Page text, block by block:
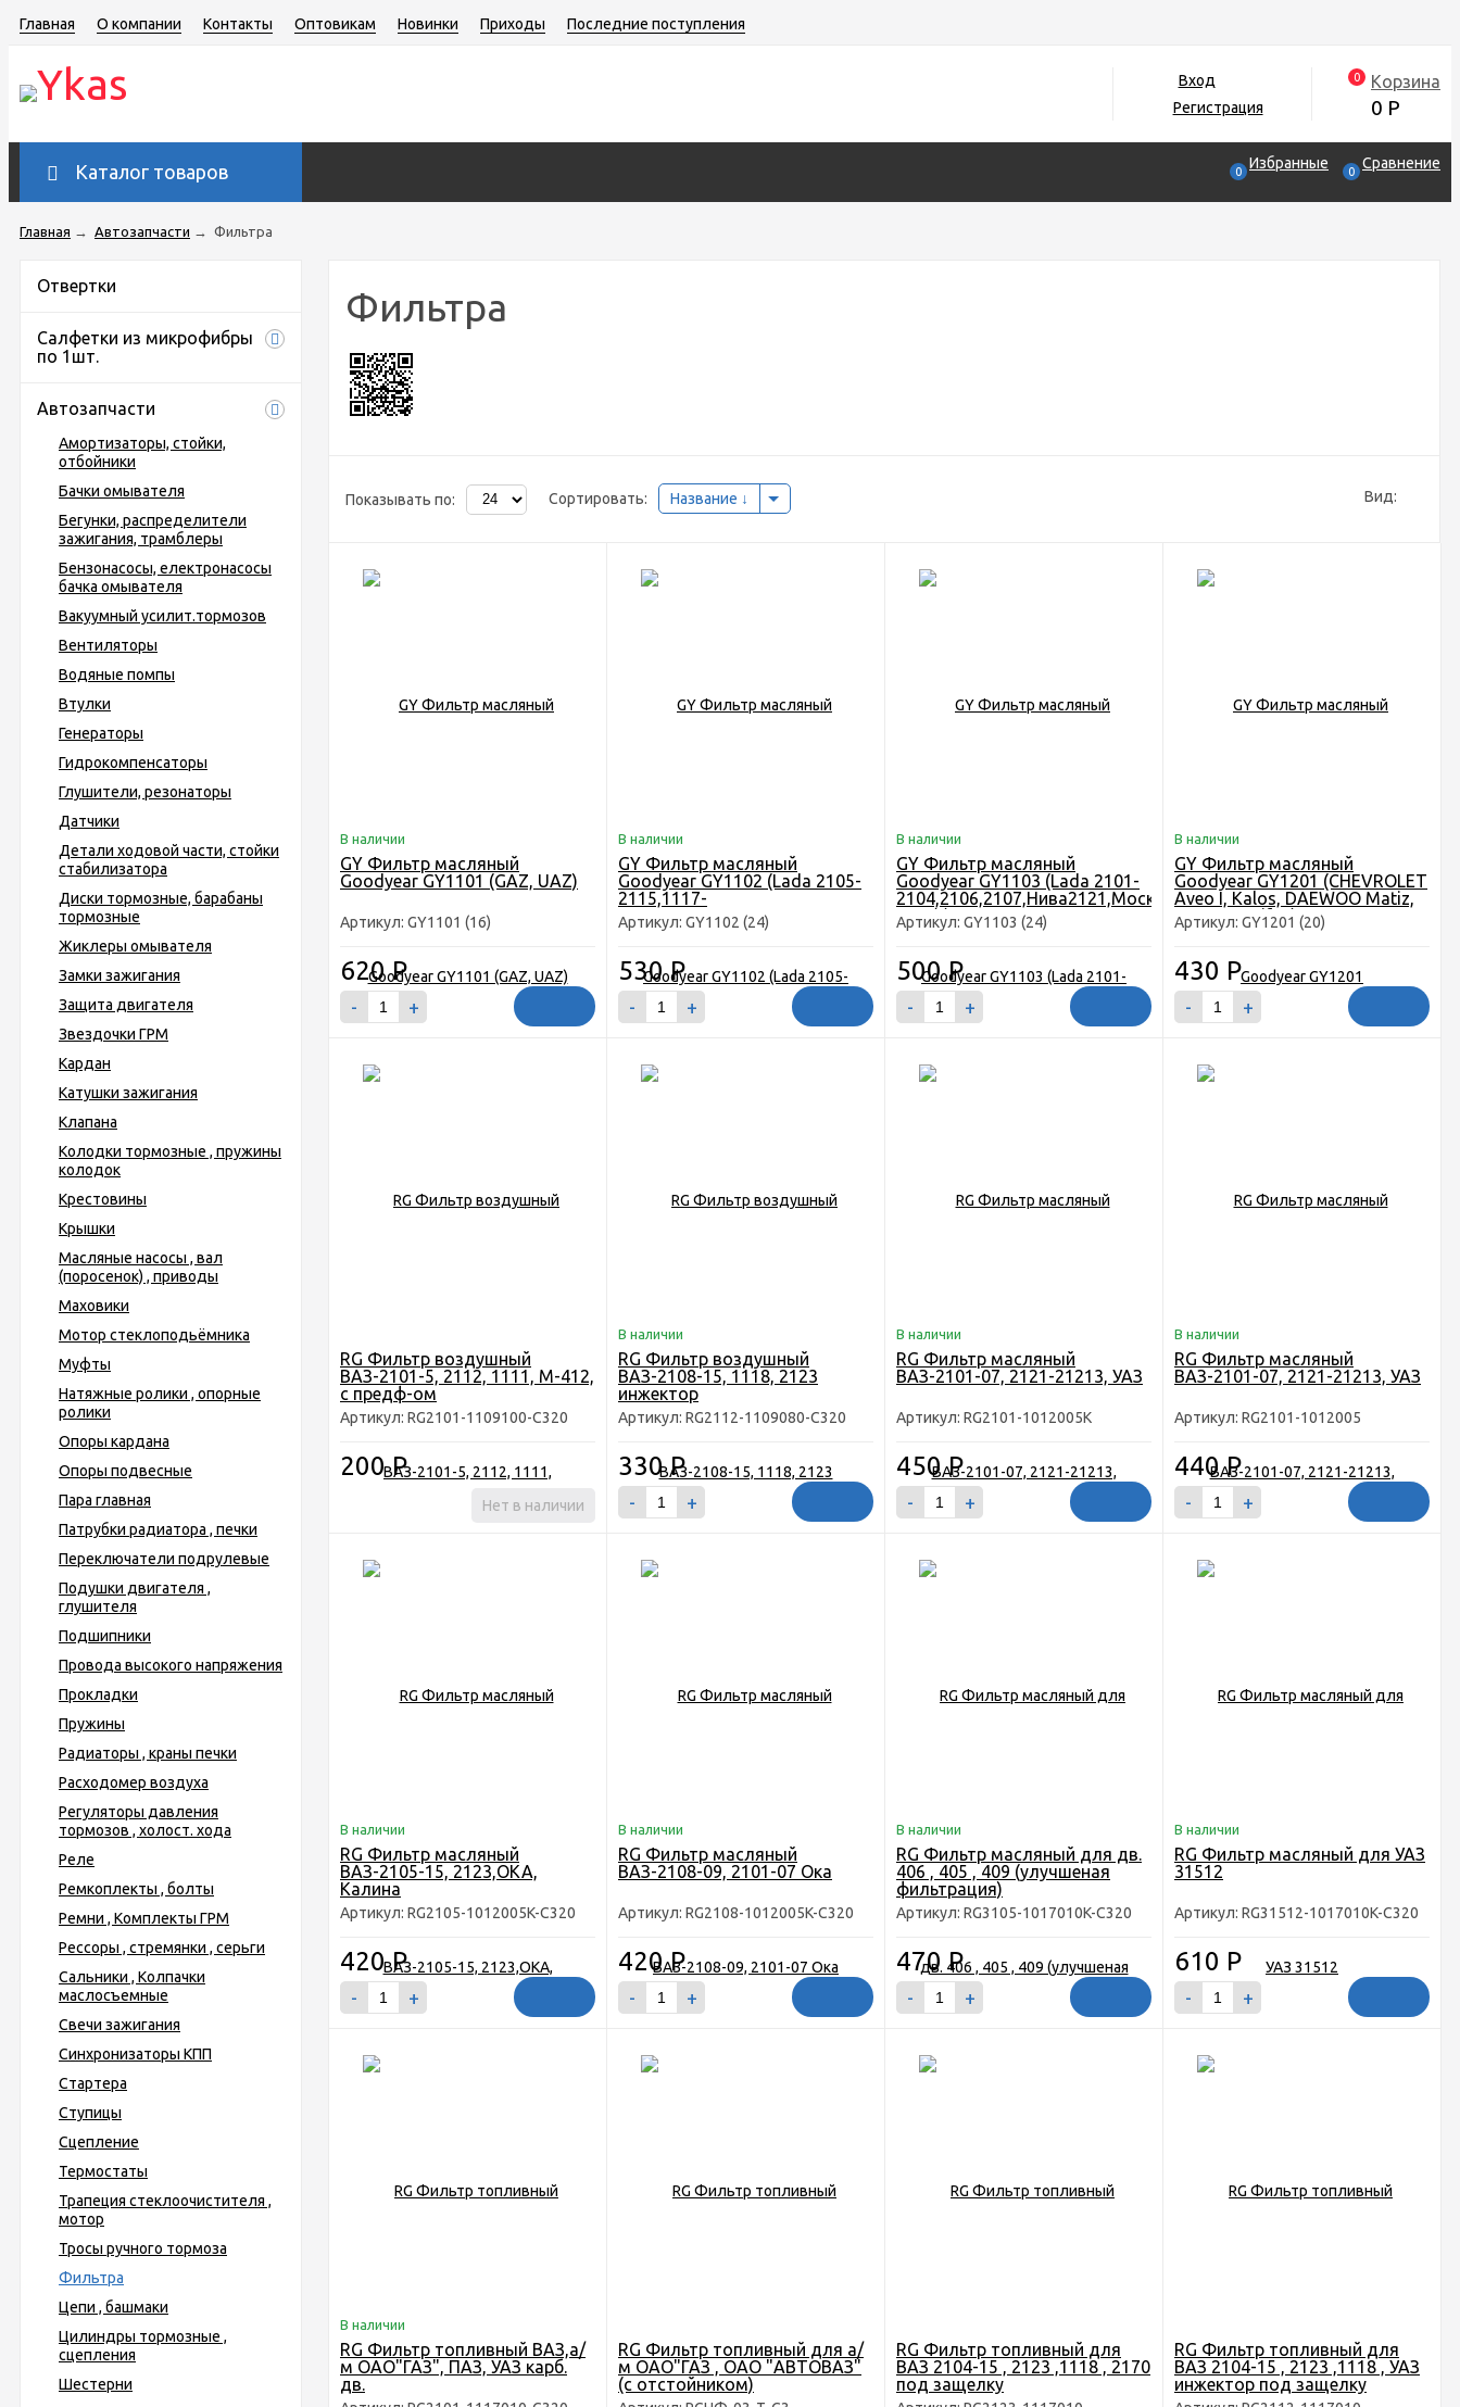
Главная О компании Контакты Оптовикам Новинки Приходы Последние поступления
Вход
Регистрация
0 Корзина
0 Р
Каталог товаров 0 Избранные 0 Сравнение
Главная → Автозапчасти → Фильтра
Отвертки
Салфетки из микрофибры
по 1шт.
Автозапчасти
Амортизаторы, стойки,
отбойники
Бачки омывателя
Бегунки, распределители
зажигания, трамблеры
Бензонасосы, електронасосы
бачка омывателя
Вакуумный усилит.тормозов
Вентиляторы
Водяные помпы
Втулки
Генераторы
Гидрокомпенсаторы
Глушители, резонаторы
Датчики
Детали ходовой части, стойки
стабилизатора
Диски тормозные, барабаны
тормозные
Жиклеры омывателя
Замки зажигания
Защита двигателя
Звездочки ГРМ
Кардан
Катушки зажигания
Клапана
Колодки тормозные , пружины
колодок
Крестовины
Крышки
Масляные насосы , вал
(поросенок) , приводы
Маховики
Мотор стеклоподьёмника
Муфты
Натяжные ролики , опорные
ролики
Опоры кардана
Опоры подвесные
Пара главная
Патрубки радиатора , печки
Переключатели подрулевые
Подушки двигателя ,
глушителя
Подшипники
Провода высокого напряжения
Прокладки
Пружины
Радиаторы , краны печки
Расходомер воздуха
Регуляторы давления
тормозов , холост. хода
Реле
Ремкоплекты , болты
Ремни , Комплекты ГРМ
Рессоры , стремянки , серьги
Сальники , Колпачки
маслосъемные
Свечи зажигания
Синхронизаторы КПП
Стартера
Ступицы
Сцепление
Термостаты
Трапеция стеклоочистителя ,
мотор
Тросы ручного тормоза
Фильтра
Цепи , башмаки
Цилиндры тормозные ,
сцепления
Шестерни
Фильтра
Показывать по: Сортировать: Название Вид:
В наличии
GY Фильтр масляный
Goodyear GY1101 (GAZ, UAZ)
Артикул: GY1101 (16)
620Р
- +
В наличии
GY Фильтр масляный
Goodyear GY1102 (Lada 2105-
2115,1117-
1119,2170,2190,Vesta,X-
Ray,Lanos,ZAZ)
Артикул: GY1102 (24)
530Р
- +
В наличии
GY Фильтр масляный
Goodyear GY1103 (Lada 2101-
2104,2106,2107,Нива2121,Москвич
2141) )
Артикул: GY1103 (24)
500Р
- +
В наличии
GY Фильтр масляный
Goodyear GY1201 (CHEVROLET
Aveo I, Kalos, DAEWOO Matiz,
SUZUKI Swift II)
Артикул: GY1201 (20)
430 Р
- +
RG Фильтр воздушный
ВАЗ-2101-5, 2112, 1111, М-412,
с предф-ом
Артикул: RG2101-1109100-C320
200Р
Нет в наличии
В наличии
RG Фильтр воздушный
ВАЗ-2108-15, 1118, 2123
инжектор
Артикул: RG2112-1109080-C320
330Р
- +
В наличии
RG Фильтр масляный
ВАЗ-2101-07, 2121-21213, УАЗ
Артикул: RG2101-1012005К
450Р
- +
В наличии
RG Фильтр масляный
ВАЗ-2101-07, 2121-21213, УАЗ
Артикул: RG2101-1012005
440Р
- +
В наличии
RG Фильтр масляный
ВАЗ-2105-15, 2123,ОКА,
Калина
Артикул: RG2105-1012005K-C320
420Р
- +
В наличии
RG Фильтр масляный
ВАЗ-2108-09, 2101-07 Ока
Артикул: RG2108-1012005K-C320
420Р
- +
В наличии
RG Фильтр масляный для дв.
406 , 405 , 409 (улучшеная
фильтрация)
Артикул: RG3105-1017010K-C320
470Р
- +
В наличии
RG Фильтр масляный для УАЗ
31512
Артикул: RG31512-1017010K-C320
610 Р
- +
В наличии
RG Фильтр топливный ВАЗ,а/
м ОАО"ГАЗ", ПАЗ, УАЗ карб.
дв.
RG Фильтр топливный для а/
м ОАО"ГАЗ , ОАО "АВТОВАЗ"
(с отстойником)
RG Фильтр топливный для
ВАЗ 2104-15 , 2123 ,1118 , 2170
под защелку
RG Фильтр топливный для
ВАЗ 2104-15 , 2123 ,1118 , УАЗ
инжектор под защелку